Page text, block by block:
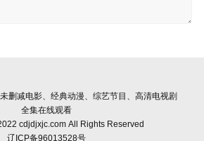
删减电影、经典动漫、综艺节目、高清电视剧
全集在线观看
cdjdjxjc.com All Rights Reserved
辽ICP备96013528号